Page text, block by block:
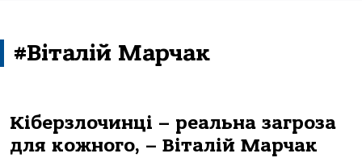
#Віталій Марчак
Кіберзлочинці – реальна загроза
для кожного, – Віталій Марчак